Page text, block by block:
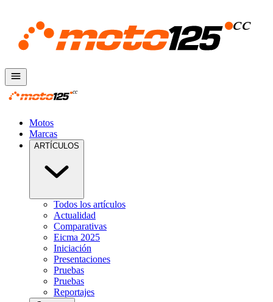
Motos
Marcas
ARTÍCULOS
Todos los artículos
Actualidad
Comparativas
Eicma 2025
Iniciación
Presentaciones
Pruebas
Pruebas
Reportajes